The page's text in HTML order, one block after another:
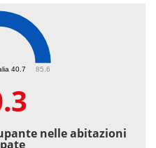
40.7 85.6
nelle abitazioni